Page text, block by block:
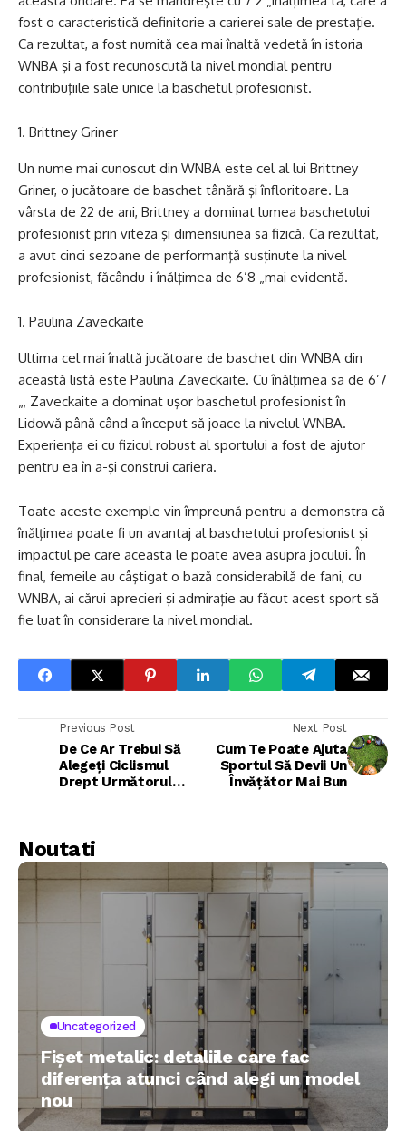
fost o caracteristică definitorie a carierei sale de prestaţie.
Ca rezultat, a fost numită cea mai înaltă vedetă în istoria
WNBA şi a fost recunoscută la nivel mondial pentru
contribuţiile sale unice la baschetul profesionist.
Brittney Griner
Un nume mai cunoscut din WNBA este cel al lui Brittney
Griner, o jucătoare de baschet tânără şi înfloritoare. La
vârsta de 22 de ani, Brittney a dominat lumea baschetului
profesionist prin viteza şi dimensiunea sa fizică. Ca rezultat,
a avut cinci sezoane de performanţă susţinute la nivel
profesionist, făcându-i înălţimea de 6’8 „mai evidentă.
Paulina Zaveckaite
Ultima cel mai înaltă jucătoare de baschet din WNBA din
această listă este Paulina Zaveckaite. Cu înălţimea sa de 6’7
„, Zaveckaite a dominat uşor baschetul profesionist în
Lidowă până când a început să joace la nivelul WNBA.
Experienţa ei cu fizicul robust al sportului a fost de ajutor
pentru ea în a-şi construi cariera.
Toate aceste exemple vin împreună pentru a demonstra că
înălţimea poate fi un avantaj al baschetului profesionist şi
impactul pe care aceasta le poate avea asupra jocului. În
final, femeile au câştigat o bază considerabilă de fani, cu
WNBA, ai cărui aprecieri şi admiraţie au făcut acest sport să
fie luat în considerare la nivel mondial.
Previous Post
De Ce Ar Trebui Să
Alegeți Ciclismul
Drept Următorul
Next Post
Cum Te Poate Ajuta
Sportul Să Devii Un
Învățător Mai Bun
Noutati
Uncategorized
Fișet metalic: detaliile care fac
diferența atunci când alegi un model
nou